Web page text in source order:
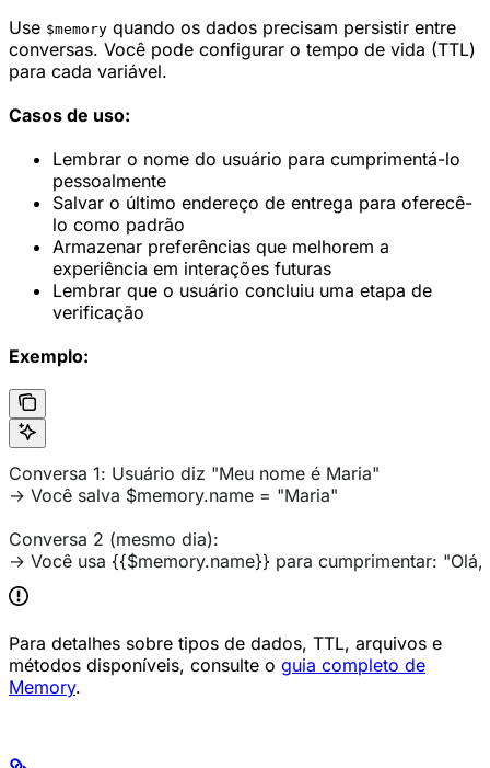
Use $memory quando os dados precisam persistir entre
conversas. Você pode configurar o tempo de vida (TTL)
para cada variável.
Casos de uso:
Lembrar o nome do usuário para cumprimentá-lo
pessoalmente
Salvar o último endereço de entrega para oferecê-
lo como padrão
Armazenar preferências que melhorem a
experiência em interações futuras
Lembrar que o usuário concluiu uma etapa de
verificação
Exemplo:
Conversa 1: Usuário diz "Meu nome é Maria"
→ Você salva $memory.name = "Maria"
Conversa 2 (mesmo dia):
→ Você usa {{$memory.name}} para cumprimentar: "Olá,
Para detalhes sobre tipos de dados, TTL, arquivos e
métodos disponíveis, consulte o guia completo de
Memory.